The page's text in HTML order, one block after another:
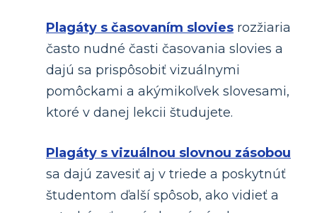
Plagáty s časovaním slovies rozžiaria
často nudné časti časovania slovies a
dajú sa prispôsobiť vizuálnymi
pomôckami a akýmikoľvek slovesami,
ktoré v danej lekcii študujete.
Plagáty s vizuálnou slovnou zásobou
sa dajú zavesiť aj v triede a poskytnúť
študentom ďalší spôsob, ako vidieť a